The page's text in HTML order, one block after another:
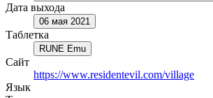
Дата выхода
06 мая 2021
Таблетка
RUNE Emu
Сайт
https://www.residentevil.com/village
Язык